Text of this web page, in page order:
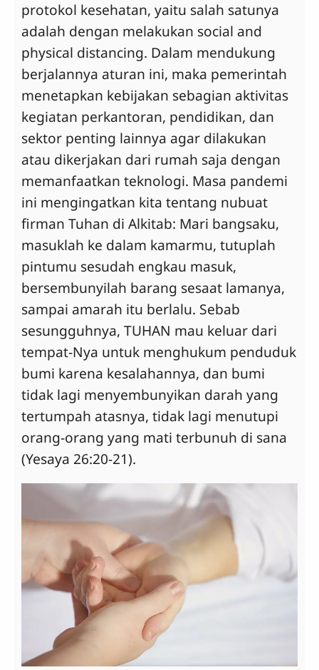
protokol kesehatan, yaitu salah satunya
adalah dengan melakukan social and
physical distancing. Dalam mendukung
berjalannya aturan ini, maka pemerintah
menetapkan kebijakan sebagian aktivitas
kegiatan perkantoran, pendidikan, dan
sektor penting lainnya agar dilakukan
atau dikerjakan dari rumah saja dengan
memanfaatkan teknologi. Masa pandemi
ini mengingatkan kita tentang nubuat
firman Tuhan di Alkitab: Mari bangsaku,
masuklah ke dalam kamarmu, tutuplah
pintumu sesudah engkau masuk,
bersembunyilah barang sesaat lamanya,
sampai amarah itu berlalu. Sebab
sesungguhnya, TUHAN mau keluar dari
tempat-Nya untuk menghukum penduduk
bumi karena kesalahannya, dan bumi
tidak lagi menyembunyikan darah yang
tertumpah atasnya, tidak lagi menutupi
orang-orang yang mati terbunuh di sana
(Yesaya 26:20-21).